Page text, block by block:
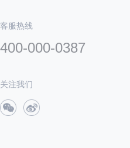
客服热线
400-000-0387
关注我们